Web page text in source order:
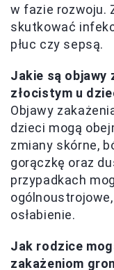
w fazie rozwoju.
skutkować
płuc czy sepsą.
Jakie są objawy
złocistym u
Objawy
dzieci mogą
zmiany skórne,
gorączkę oraz
przypadkach
osłabienie.
Jak rodzice
zakażeniom